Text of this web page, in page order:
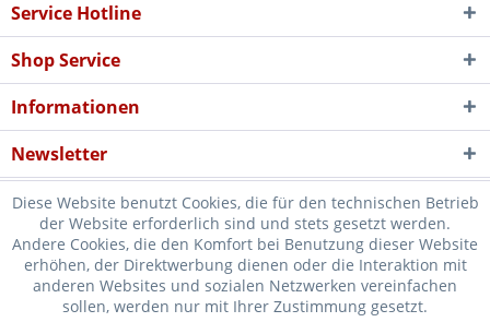
Service Hotline
Shop Service
Informationen
Newsletter
* Verkauf nur an Unternehmer, Gewerbetreibende, Freiberufler und
öffentliche Institutionen, daher verstehen sich alle Preise zzgl.
Diese Website benutzt Cookies, die für den technischen Betrieb
der Website erforderlich sind und stets gesetzt werden.
Andere Cookies, die den Komfort bei Benutzung dieser Website
erhöhen, der Direktwerbung dienen oder die Interaktion mit
anderen Websites und sozialen Netzwerken vereinfachen
sollen, werden nur mit Ihrer Zustimmung gesetzt.